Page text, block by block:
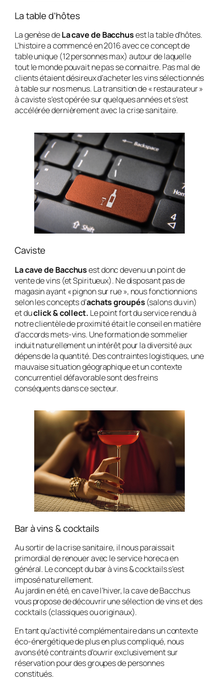
La table d’hôtes
La genèse deLa cave de Bacchusest la table d’hôtes.
L’histoire a commencé en 2016 avec ce concept de
table unique (12 personnes max) autour de laquelle
tout le monde pouvait ne pas se connaitre. Pas mal de
clients étaient désireux d’acheter les vins sélectionnés
à table sur nos menus. La transition de « restaurateur »
à caviste s’est opérée sur quelques années et s’est
accélérée dernièrement avec la crise sanitaire.
Caviste
La cave de Bacchusest donc devenu un point de
vente de vins (et Spiritueux). Ne disposant pas de
magasin ayant « pignon sur rue », nous fonctionnions
selon les concepts d’achats groupés (salons du vin)
et duclick & collect. Le point fort du service rendu à
notre clientèle de proximité était le conseil en matière
d’accords mets-vins. Une formation de sommelier
induit naturellement un intérêt pour la diversité aux
dépens de la quantité. Des contraintes logistiques, une
mauvaise situation géographique et un contexte
concurrentiel défavorable sont des freins
conséquents dans ce secteur.
Bar à vins & cocktails
Au sortir de la crise sanitaire, il nous paraissait
primordial de renouer avec le service horeca en
général. Le concept du bar à vins & cocktails s’est
imposé naturellement.
Au jardin en été, en cave l’hiver, la cave de Bacchus
vous propose de découvrir une sélection de vins et des
cocktails (classiques ou originaux).
En tant qu’activité complémentaire dans un contexte
éco-énergétique de plus en plus compliqué, nous
avons été contraints d’ouvrir exclusivement sur
réservation pour des groupes de personnes
constitués.